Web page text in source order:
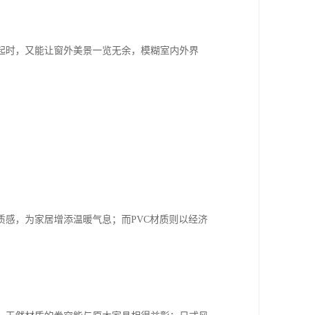
，又能让窗外美景一览无余，模糊室内外界
，为家居增添温暖气息；而PVC材质则以经济